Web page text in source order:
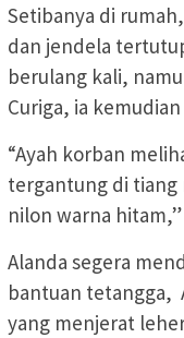
Setibanya di
dan jendela
berulang kali,
Curiga, ia
“Ayah korban
tergantung di tiang
nilon warna
Alanda segera
bantuan tetangga,
yang menjerat